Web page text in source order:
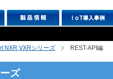
NXR,VXRシリーズ REST-API編
ズ